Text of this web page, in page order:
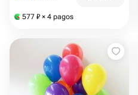
577 ₽ × 4 pagos